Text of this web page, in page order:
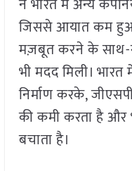
ने भारत में अन्य
जिससे आयात कम हुआ
मज़बूत करने के साथ-
भी मदद मिली।
निर्माण करके,
की कमी करता है और
बचाता है।